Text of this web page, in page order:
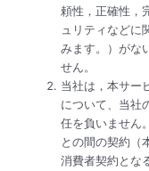
頼性，正確性，
ュリティなどに
みます。）がな
せん。
当社は，本サー
について、当社
任を負いません
との間の契約（
消費者契約とな